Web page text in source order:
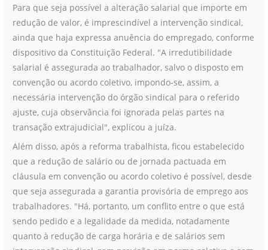
Para que seja possível a alteração salarial que importe em
redução de valor, é imprescindível a intervenção sindical,
ainda que haja expressa anuência do empregado, conforme
dispositivo da Constituição Federal. "A irredutibilidade
salarial é assegurada ao trabalhador, salvo o disposto em
convenção ou acordo coletivo, impondo-se, assim, a
necessária intervenção do órgão sindical para o referido
ajuste, cuja observância foi ignorada pelas partes na
transação extrajudicial", explicou a juíza.
Além disso, após a reforma trabalhista, ficou estabelecido
que a redução de salário ou de jornada pactuada em
cláusula em convenção ou acordo coletivo é possível, desde
que seja assegurada a garantia provisória de emprego aos
trabalhadores. "Há, portanto, um conflito entre o que está
sendo pedido e a legalidade da medida, notadamente
quanto à redução de carga horária e de salários sem